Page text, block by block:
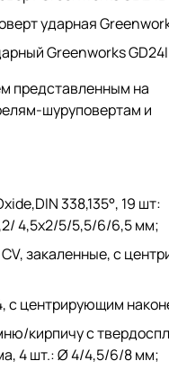
ударная
Greenworks
представленным на
шуруповертам и
338,135°, 19 шт:
4,5x2/5/5,5/6/6,5 мм;
закаленные, с
с центрирующим
кирпичу с
4 шт.: Ø 4/4,5/6/8 мм;